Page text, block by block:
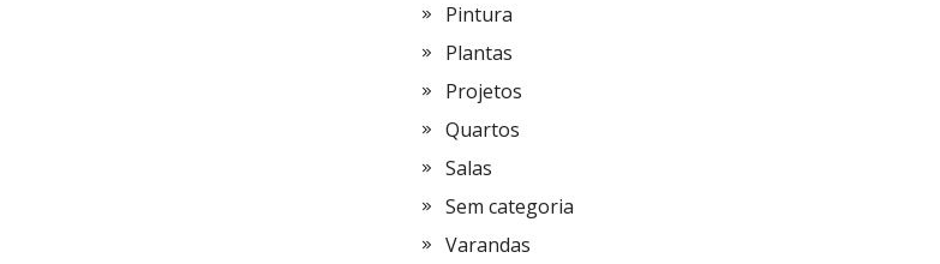
Pintura
Plantas
Projetos
Quartos
Salas
Sem categoria
Varandas